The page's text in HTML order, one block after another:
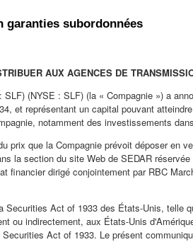
garanties subordonnées
AUX AGENCES DE
(NYSE : SLF) (la « Compagnie ») a
et représentant un capital pouvant
notamment des investissements
prix que la Compagnie prévoit déposer
la section du site Web de SEDAR
financier dirigé conjointement par RBC
Act of 1933 des États-Unis,
ou indirectement, aux États-Unis
Act of 1933. Le présent